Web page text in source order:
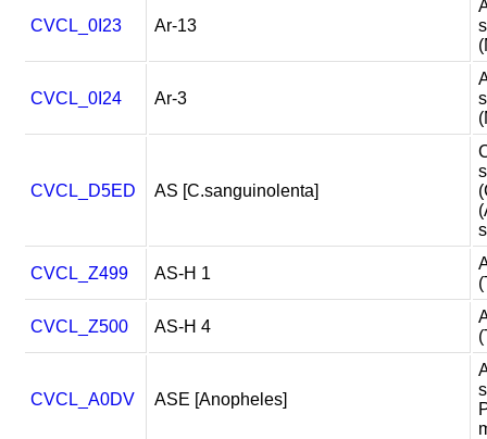
CVCL_0I23 Ar-13
CVCL_0I24 Ar-3
CVCL_D5ED AS [C.sanguinolenta]
CVCL_Z499 AS-H 1
CVCL_Z500 AS-H 4
CVCL_A0DV ASE [Anopheles]